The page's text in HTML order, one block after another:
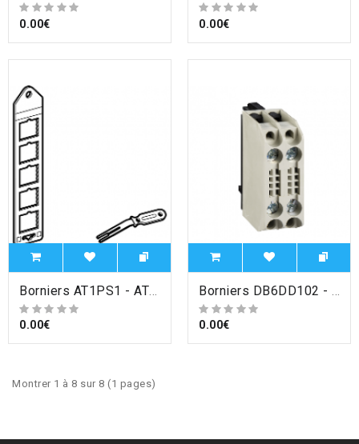
0.00€ 0.00€
Borniers AT1PS1 - AT1 - porte-repères - pour bagues de repérage , Schneider Electric
0.00€
Borniers DB6DD102 - BLOC 2 BORNES 6MM2 , Schneider Electric
0.00€
Montrer 1 à 8 sur 8 (1 pages)